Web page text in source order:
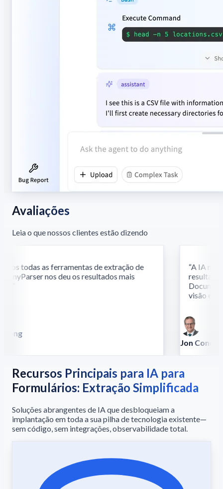
Avaliações
Leia o que nossos clientes estão dizendo
todas as ferramentas de extração de
nos deu os resultados mais
A IA
resultados
visão e
Jon Conradt
Recursos Principais para IA para
Formulários: Extração Simplificada
Soluções abrangentes de IA que desbloqueiam a
implantação em toda a sua pilha de tecnologia existente—
sem código, sem integrações, observabilidade total.